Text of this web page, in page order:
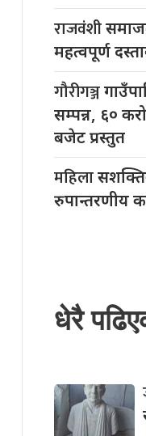
राजवंशी
महत्वपूर्ण
गौरीगञ्ज
सम्पन्न, ६०
बजेट प्रस्तुत
महिला
रुपान्तरणीय
धेरै